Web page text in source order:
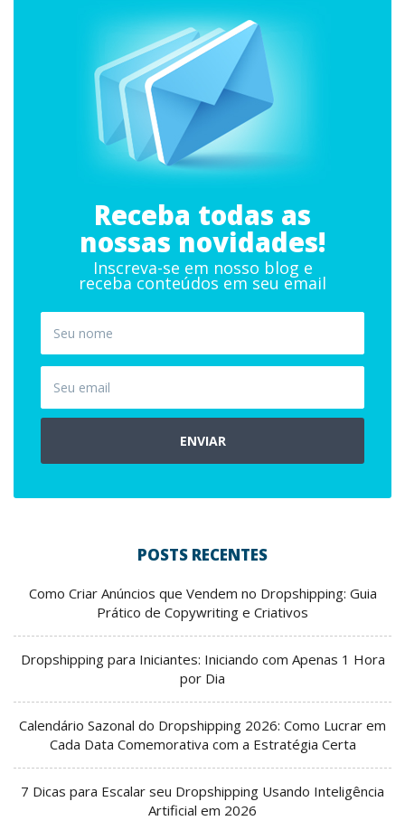
Receba todas as
nossas novidades!
Inscreva-se em nosso blog e
receba conteúdos em seu email
ENVIAR
POSTS RECENTES
Como Criar Anúncios que Vendem no Dropshipping: Guia
Prático de Copywriting e Criativos
Dropshipping para Iniciantes: Iniciando com Apenas 1 Hora
por Dia
Calendário Sazonal do Dropshipping 2026: Como Lucrar em
Cada Data Comemorativa com a Estratégia Certa
7 Dicas para Escalar seu Dropshipping Usando Inteligência
Artificial em 2026